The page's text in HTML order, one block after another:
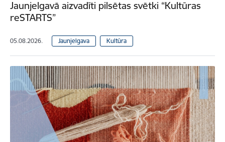
Jaunjelgavā aizvadīti pilsētas svētki “Kultūras
reSTARTS”
05.08.2026. Jaunjelgava Kultūra